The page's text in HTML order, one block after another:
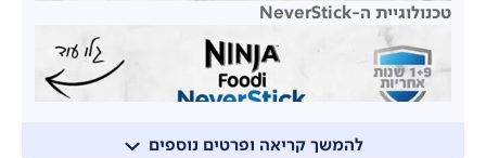
להמשך קריאה ופרטים נוספים
טכנולוגיית ה-NeverStick